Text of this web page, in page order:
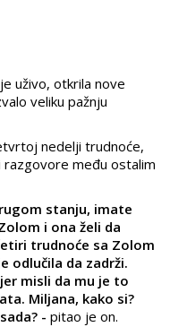
uživo, otkrila nove
veliku pažnju
nedelji trudnoće,
razgovore među ostalim
stanju, imate
i ona želi da
trudnoće sa Zolom
odlučila da zadrži.
misli da mu je to
Miljana, kako si?
- pitao je on.